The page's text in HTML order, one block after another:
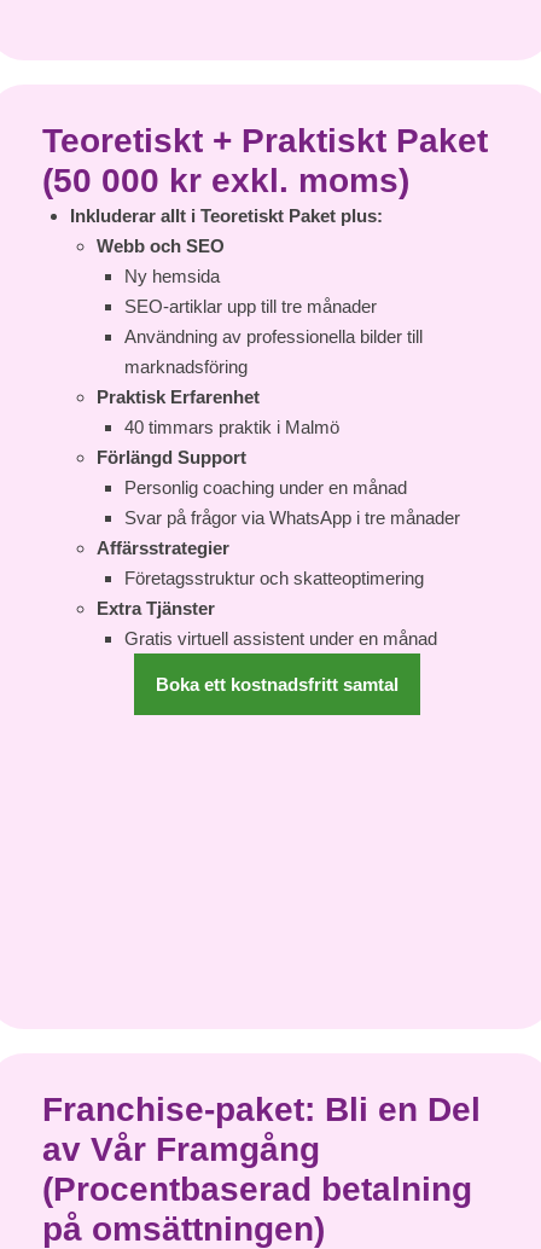
Teoretiskt + Praktiskt Paket
(50 000 kr exkl. moms)
Inkluderar allt i Teoretiskt Paket plus:
Webb och SEO
Ny hemsida
SEO-artiklar upp till tre månader
Användning av professionella bilder till
marknadsföring
Praktisk Erfarenhet
40 timmars praktik i Malmö
Förlängd Support
Personlig coaching under en månad
Svar på frågor via WhatsApp i tre månader
Affärsstrategier
Företagsstruktur och skatteoptimering
Extra Tjänster
Gratis virtuell assistent under en månad
Boka ett kostnadsfritt samtal
Franchise-paket: Bli en Del
av Vår Framgång
(Procentbaserad betalning
på omsättningen)